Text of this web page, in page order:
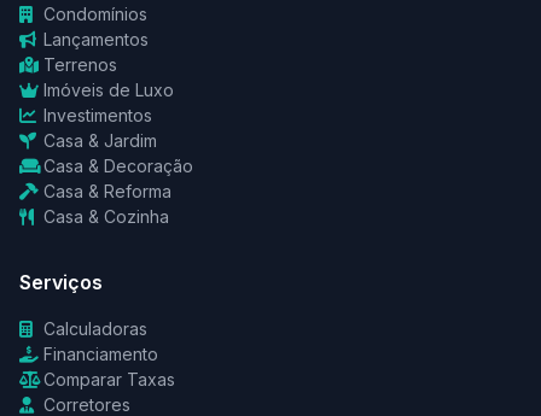
Condomínios
Lançamentos
Terrenos
Imóveis de Luxo
Investimentos
Casa & Jardim
Casa & Decoração
Casa & Reforma
Casa & Cozinha
Serviços
Calculadoras
Financiamento
Comparar Taxas
Corretores